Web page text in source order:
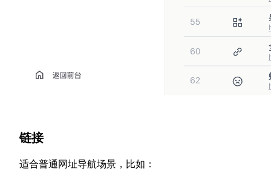
链接
适合普通网址导航场景，比如：